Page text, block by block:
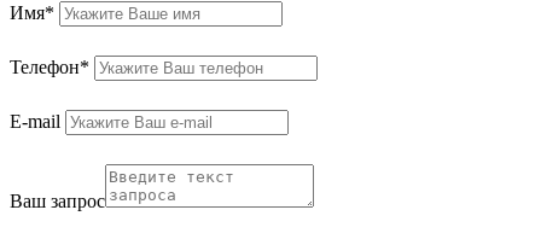
Имя*
Телефон*
E-mail
Ваш запрос